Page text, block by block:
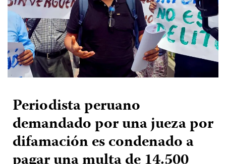
Periodista peruano
demandado por una jueza por
difamación es condenado a